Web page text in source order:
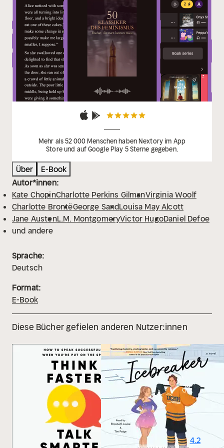
Leskow) Schwester Carrie (Theodore
Dreiser) Verzauberter April (Elizabeth von Arnim) Die
Vagabundin (Colette) Memoiren der
Aktivistinnen:
Meine eigene Geschichte (Emmeline
Pankhurst) Geschichte meines Lebens (George
Sand) Aus dem Leben einer Frau (Louise
Aston) Memoiren der Friedensaktivistin (Bertha von
Suttner) Schicksale einer Seele (Hedwig
Rechte der Frau (Mary Wollstonecraft)
Tapete (Charlotte Perkins Gilman)
allein (Virginia Woolf) Die Bibel der Frau (Elizabeth
Cady Stanton) Frau, Kirche und Staat (Matilda Joslyn
Gage) Die Hörigkeit der Frau (John Stuart Mill)
Mehr als 52 000 Menschen haben Nextory im App
Store und auf Google Play 5 Sterne gegeben.
Über
E-Book
Autor*innen:
Kate ChopinCharlotte Perkins GilmanVirginia Woolf
Charlotte BrontëGeorge SandLouisa May Alcott
Jane AustenL.M. MontgomeryVictor HugoDaniel Defoe
und andere
Sprache:
Deutsch
Format:
E-Book
Diese Bücher gefielen anderen Nutzer:innen
4.2